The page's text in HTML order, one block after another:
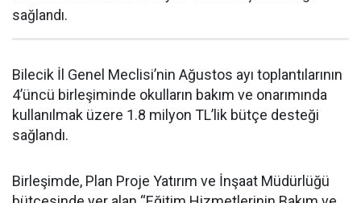
sağlandı.
Bilecik İl Genel Meclisi’nin Ağustos ayı toplantılarının
4’üncü birleşiminde okulların bakım ve onarımında
kullanılmak üzere 1.8 milyon TL’lik bütçe desteği
sağlandı.
Birleşimde, Plan Proje Yatırım ve İnşaat Müdürlüğü